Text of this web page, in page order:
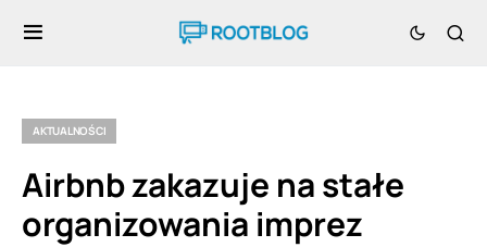
AKTUALNOŚCI
Airbnb zakazuje na stałe
organizowania imprez